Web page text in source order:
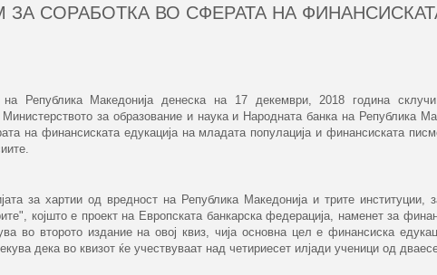
СОРАБОТКА ВО СФЕРАТА НА
на Република Македонија денеска на 17 декември, 2018 година
Министерството за образование и наука и Народната банка на Република
на финансиската едукација на младата популација и финансиската
за хартии од вредност на Република Македонија и трите институции,
којшто е проект на Европската банкарска федерација, наменет за
во второто издание на овој квиз, чија основна цел е финансиска
дека во квизот ќе учествуваат над четириесет илјади ученици од